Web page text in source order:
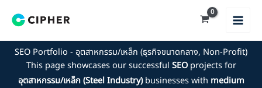
SEO Portfolio - อุตสาหกรรม/เหล็ก (ธุรกิจขนาดกลาง, Non-Profit)
This page showcases our successful SEOprojects for
อุตสาหกรรม/เหล็ก (Steel Industry)businesses with medium